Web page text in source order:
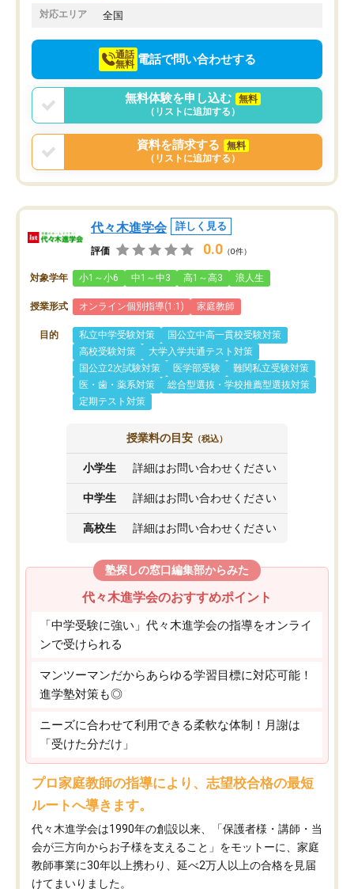
対応エリア 全国
通話
無料 電話で問い合わせする
無料体験を申し込む
無料
（リストに追加する）
資料を請求する
無料
（リストに追加する）
代々木進学会 詳しく見る
評価 0.0 （0件）
対象学年 小1～小6 中1～中3 高1～高3 浪人生
授業形式 オンライン個別指導(1:1) 家庭教師
目的 私立中学受験対策
国公立中高一貫校受験対策
高校受験対策
大学入学共通テスト対策
国公立2次試験対策
医学部受験
難関私立受験対策
医・歯・薬系対策
総合型選抜・学校推薦型選抜対策
定期テスト対策
授業料の目安 （税込）
小学生 詳細はお問い合わせください
中学生 詳細はお問い合わせください
高校生 詳細はお問い合わせください
塾探しの窓口編集部からみた
代々木進学会のおすすめポイント
「中学受験に強い」代々木進学会の指導をオンライ
ンで受けられる
マンツーマンだからあらゆる学習目標に対応可能！
進学塾対策も◎
ニーズに合わせて利用できる柔軟な体制！月謝は
「受けた分だけ」
プロ家庭教師の指導により、志望校合格の最短
ルートへ導きます。
代々木進学会は1990年の創設以来、「保護者様・講師・当
会が三方向からお子様を支えること」をモットーに、家庭
教師事業に30年以上携わり、延べ2万人以上の合格を見届
けてまいりました。